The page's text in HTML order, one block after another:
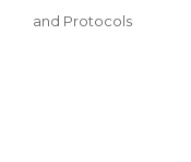
and Protocols